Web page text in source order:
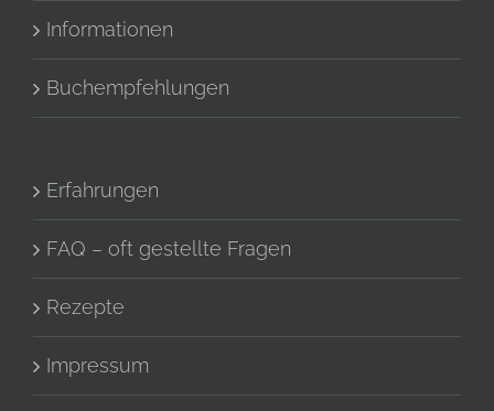
Informationen
Buchempfehlungen
Erfahrungen
FAQ – oft gestellte Fragen
Rezepte
Impressum